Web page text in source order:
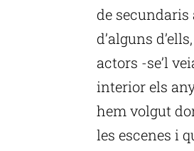
de secundaris
d’alguns
actors -se’l
interior els
hem volgut
les escenes i